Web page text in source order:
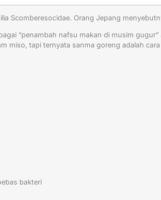
Scomberesocidae. Orang Jepang
“penambah nafsu makan di musim
miso, tapi ternyata sanma goreng adalah
bakteri